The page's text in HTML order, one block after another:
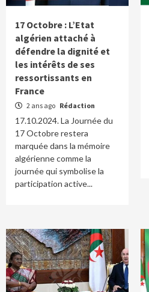
17 Octobre : L’Etat
algérien attaché à
défendre la dignité et
les intérêts de ses
ressortissants en
France
2 ans ago Rédaction
17.10.2024. La Journée du
17 Octobre restera
marquée dans la mémoire
algérienne comme la
journée qui symbolise la
participation active...